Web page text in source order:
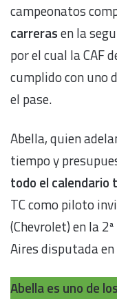
campeonatos
carrerasen la
por el cual la CAF
cumplido con uno
el pase.
Abella, quien
tiempo y
todo el calendario
TC como piloto
(Chevrolet) en la
Aires disputada
Abella es uno de